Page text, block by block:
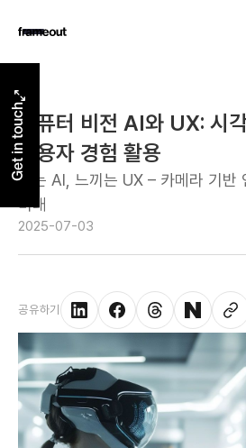
Get in touch컴퓨터 비전 AI와 UX: 시
사용자 경험 활용
보는 AI, 느끼는 UX – 카메라 기반
미래
2025-07-03
공유하기